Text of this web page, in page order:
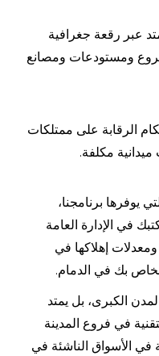
عبر رقعة جغرافية
ومستودعات ومصانع
الرقابة على ممتلكات
ميدانية مكلفة.
يوفرها برنامجنا،
في الإدارة العامة
إهلاكها في
بك في الدمام.
الكبرى، بل يمتد
في فروع المدينة
في الأسواق الناشئة في